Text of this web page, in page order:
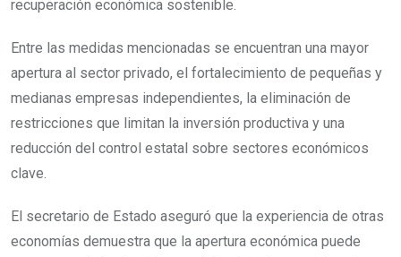
recuperación económica sostenible.
Entre las medidas mencionadas se encuentran una mayor
apertura al sector privado, el fortalecimiento de pequeñas y
medianas empresas independientes, la eliminación de
restricciones que limitan la inversión productiva y una
reducción del control estatal sobre sectores económicos
clave.
El secretario de Estado aseguró que la experiencia de otras
economías demuestra que la apertura económica puede